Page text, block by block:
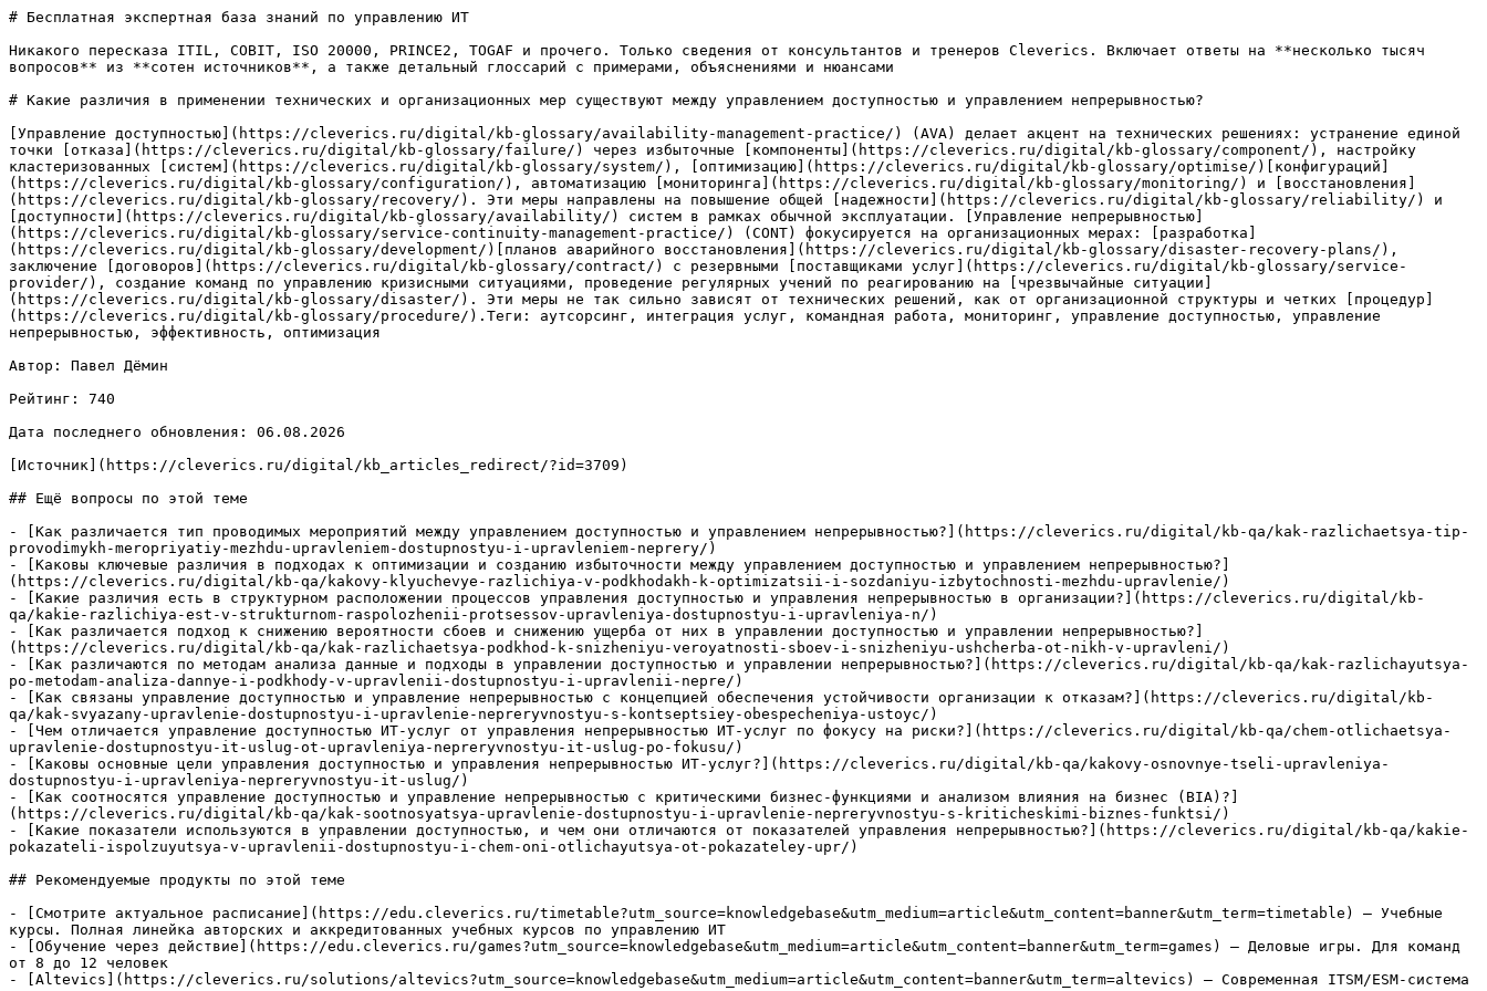
# Бесплатная экспертная база знаний по управлению ИТ
Никакого пересказа ITIL, COBIT, ISO 20000, PRINCE2, TOGAF и прочего. Только сведения от консультантов и тренеров Cleverics. Включает ответы на **несколько тысяч
вопросов** из **сотен источников**, а также детальный глоссарий с примерами, объяснениями и нюансами
# Какие различия в применении технических и организационных мер существуют между управлением доступностью и управлением непрерывностью?
[Управление доступностью](https://cleverics.ru/digital/kb-glossary/availability-management-practice/) (AVA) делает акцент на технических решениях: устранение единой
точки [отказа](https://cleverics.ru/digital/kb-glossary/failure/) через избыточные [компоненты](https://cleverics.ru/digital/kb-glossary/component/), настройку
кластеризованных [систем](https://cleverics.ru/digital/kb-glossary/system/), [оптимизацию](https://cleverics.ru/digital/kb-glossary/optimise/)[конфигураций]
(https://cleverics.ru/digital/kb-glossary/configuration/), автоматизацию [мониторинга](https://cleverics.ru/digital/kb-glossary/monitoring/) и [восстановления]
(https://cleverics.ru/digital/kb-glossary/recovery/). Эти меры направлены на повышение общей [надежности](https://cleverics.ru/digital/kb-glossary/reliability/) и
[доступности](https://cleverics.ru/digital/kb-glossary/availability/) систем в рамках обычной эксплуатации. [Управление непрерывностью]
(https://cleverics.ru/digital/kb-glossary/service-continuity-management-practice/) (CONT) фокусируется на организационных мерах: [разработка]
(https://cleverics.ru/digital/kb-glossary/development/)[планов аварийного восстановления](https://cleverics.ru/digital/kb-glossary/disaster-recovery-plans/),
заключение [договоров](https://cleverics.ru/digital/kb-glossary/contract/) с резервными [поставщиками услуг](https://cleverics.ru/digital/kb-glossary/service-
provider/), создание команд по управлению кризисными ситуациями, проведение регулярных учений по реагированию на [чрезвычайные ситуации]
(https://cleverics.ru/digital/kb-glossary/disaster/). Эти меры не так сильно зависят от технических решений, как от организационной структуры и четких [процедур]
(https://cleverics.ru/digital/kb-glossary/procedure/).Теги: аутсорсинг, интеграция услуг, командная работа, мониторинг, управление доступностью, управление
непрерывностью, эффективность, оптимизация
Автор: Павел Дёмин
Рейтинг: 740
Дата последнего обновления: 06.08.2026
[Источник](https://cleverics.ru/digital/kb_articles_redirect/?id=3709)
## Ещё вопросы по этой теме
- [Как различается тип проводимых мероприятий между управлением доступностью и управлением непрерывностью?](https://cleverics.ru/digital/kb-qa/kak-razlichaetsya-tip-
provodimykh-meropriyatiy-mezhdu-upravleniem-dostupnostyu-i-upravleniem-neprery/)
- [Каковы ключевые различия в подходах к оптимизации и созданию избыточности между управлением доступностью и управлением непрерывностью?]
(https://cleverics.ru/digital/kb-qa/kakovy-klyuchevye-razlichiya-v-podkhodakh-k-optimizatsii-i-sozdaniyu-izbytochnosti-mezhdu-upravlenie/)
- [Какие различия есть в структурном расположении процессов управления доступностью и управления непрерывностью в организации?](https://cleverics.ru/digital/kb-
qa/kakie-razlichiya-est-v-strukturnom-raspolozhenii-protsessov-upravleniya-dostupnostyu-i-upravleniya-n/)
- [Как различается подход к снижению вероятности сбоев и снижению ущерба от них в управлении доступностью и управлении непрерывностью?]
(https://cleverics.ru/digital/kb-qa/kak-razlichaetsya-podkhod-k-snizheniyu-veroyatnosti-sboev-i-snizheniyu-ushcherba-ot-nikh-v-upravleni/)
- [Как различаются по методам анализа данные и подходы в управлении доступностью и управлении непрерывностью?](https://cleverics.ru/digital/kb-qa/kak-razlichayutsya-
po-metodam-analiza-dannye-i-podkhody-v-upravlenii-dostupnostyu-i-upravlenii-nepre/)
- [Как связаны управление доступностью и управление непрерывностью с концепцией обеспечения устойчивости организации к отказам?](https://cleverics.ru/digital/kb-
qa/kak-svyazany-upravlenie-dostupnostyu-i-upravlenie-nepreryvnostyu-s-kontseptsiey-obespecheniya-ustoyc/)
- [Чем отличается управление доступностью ИТ-услуг от управления непрерывностью ИТ-услуг по фокусу на риски?](https://cleverics.ru/digital/kb-qa/chem-otlichaetsya-
upravlenie-dostupnostyu-it-uslug-ot-upravleniya-nepreryvnostyu-it-uslug-po-fokusu/)
- [Каковы основные цели управления доступностью и управления непрерывностью ИТ-услуг?](https://cleverics.ru/digital/kb-qa/kakovy-osnovnye-tseli-upravleniya-
dostupnostyu-i-upravleniya-nepreryvnostyu-it-uslug/)
- [Как соотносятся управление доступностью и управление непрерывностью с критическими бизнес-функциями и анализом влияния на бизнес (BIA)?]
(https://cleverics.ru/digital/kb-qa/kak-sootnosyatsya-upravlenie-dostupnostyu-i-upravlenie-nepreryvnostyu-s-kriticheskimi-biznes-funktsi/)
- [Какие показатели используются в управлении доступностью, и чем они отличаются от показателей управления непрерывностью?](https://cleverics.ru/digital/kb-qa/kakie-
pokazateli-ispolzuyutsya-v-upravlenii-dostupnostyu-i-chem-oni-otlichayutsya-ot-pokazateley-upr/)
## Рекомендуемые продукты по этой теме
- [Смотрите актуальное расписание](https://edu.cleverics.ru/timetable?utm_source=knowledgebase&utm_medium=article&utm_content=banner&utm_term=timetable) — Учебные
курсы. Полная линейка авторских и аккредитованных учебных курсов по управлению ИТ
- [Обучение через действие](https://edu.cleverics.ru/games?utm_source=knowledgebase&utm_medium=article&utm_content=banner&utm_term=games) — Деловые игры. Для команд
от 8 до 12 человек
- [Altevics](https://cleverics.ru/solutions/altevics?utm_source=knowledgebase&utm_medium=article&utm_content=banner&utm_term=altevics) — Современная ITSM/ESM-система